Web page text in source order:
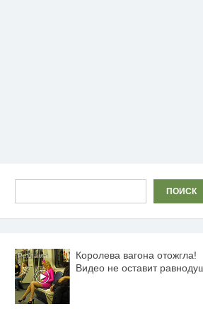
ПОИСК
Королева вагона отожгла!
Видео не оставит